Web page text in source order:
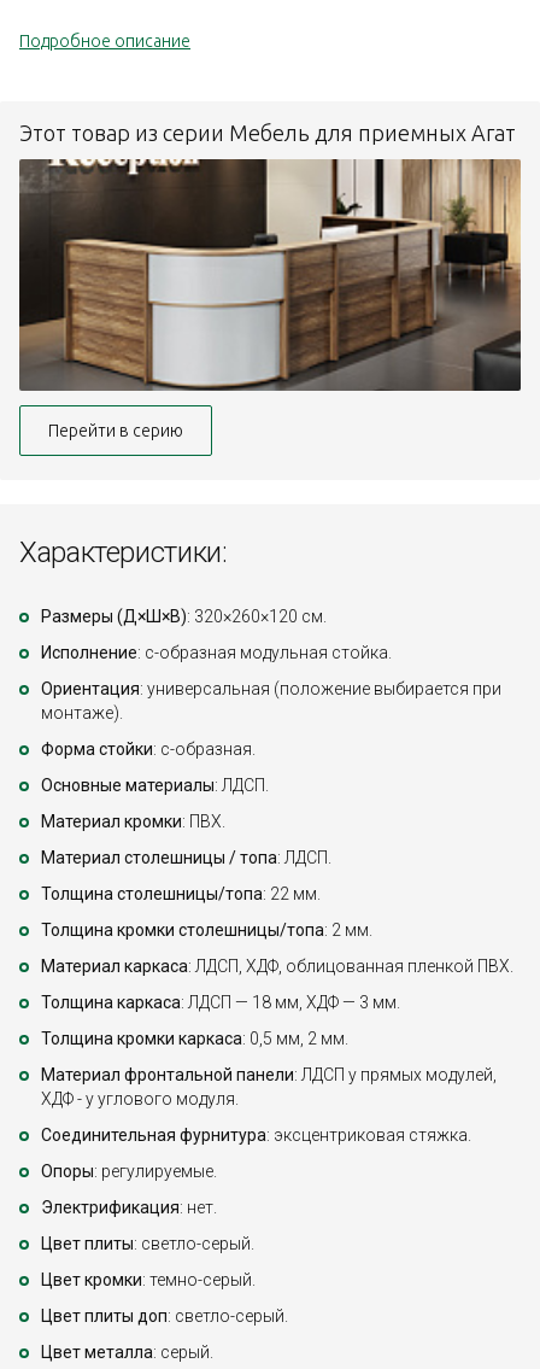
Подробное описание
Этот товар из серии Мебель для приемных Агат
Перейти в серию
Характеристики:
Размеры (Д×Ш×В): 320×260×120 см.
Исполнение: с-образная модульная стойка.
Ориентация: универсальная (положение выбирается при
монтаже).
Форма стойки: с-образная.
Основные материалы: ЛДСП.
Материал кромки: ПВХ.
Материал столешницы / топа: ЛДСП.
Толщина столешницы/топа: 22 мм.
Толщина кромки столешницы/топа: 2 мм.
Материал каркаса: ЛДСП, ХДФ, облицованная пленкой ПВХ.
Толщина каркаса: ЛДСП — 18 мм, ХДФ — 3 мм.
Толщина кромки каркаса: 0,5 мм, 2 мм.
Материал фронтальной панели: ЛДСП у прямых модулей,
ХДФ - у углового модуля.
Соединительная фурнитура: эксцентриковая стяжка.
Опоры: регулируемые.
Электрификация: нет.
Цвет плиты: светло-серый.
Цвет кромки: темно-серый.
Цвет плиты доп: светло-серый.
Цвет металла: серый.